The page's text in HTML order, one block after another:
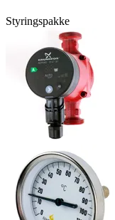
Styringspakke